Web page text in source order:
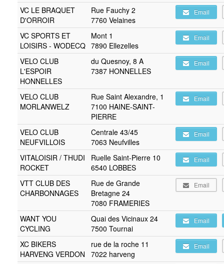
VC LE BRAQUET
D'ORROIR
Rue Fauchy 2
7760 Velaines
Email
VC SPORTS ET
LOISIRS - WODECQ
Mont 1
7890 Ellezelles
Email
VELO CLUB
L'ESPOIR
HONNELLES
du Quesnoy, 8 A
7387 HONNELLES
Email
VELO CLUB
MORLANWELZ
Rue Saint Alexandre, 1
7100 HAINE-SAINT-
PIERRE
Email
VELO CLUB
NEUFVILLOIS
Centrale 43/45
7063 Neufvilles
Email
VITALOISIR / THUDI
ROCKET
Ruelle Saint-Pierre 10
6540 LOBBES
Email
VTT CLUB DES
CHARBONNAGES
Rue de Grande
Bretagne 24
7080 FRAMERIES
Email
WANT YOU
CYCLING
Quai des Vicinaux 24
7500 Tournai
Email
XC BIKERS
HARVENG VERDON
rue de la roche 11
7022 harveng
Email